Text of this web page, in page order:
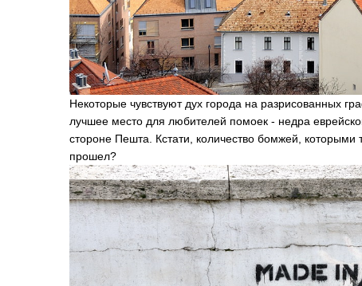
Некоторые чувствуют дух города на разрисованных
лучшее место для любителей помоек - недра
стороне Пешта. Кстати, количество бомжей,
прошел?